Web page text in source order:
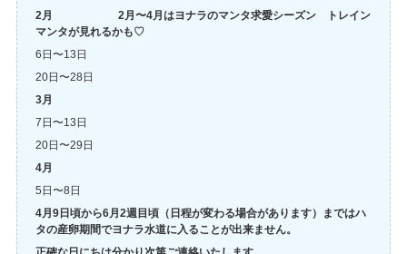
2月 2月〜4月はヨナラのマンタ求愛シーズン トレイン
マンタが見れるかも♡
6日〜13日
20日〜28日
3月
7日〜13日
20日〜29日
4月
5日〜8日
4月9日頃から6月2週目頃（日程が変わる場合があります）まではハ
タの産卵期間でヨナラ水道に入ることが出来ません。